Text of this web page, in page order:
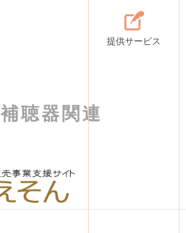
提供サービス
補聴器関連